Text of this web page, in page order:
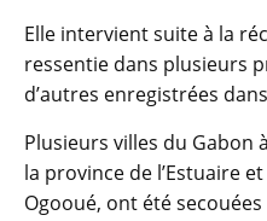
Elle intervient suite à la
ressentie dans plusieurs
d’autres enregistrées
Plusieurs villes du Gabon
la province de l’Estuaire
Ogooué, ont été